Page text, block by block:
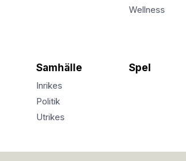
Wellness
Samhälle
Inrikes
Politik
Utrikes
Spel